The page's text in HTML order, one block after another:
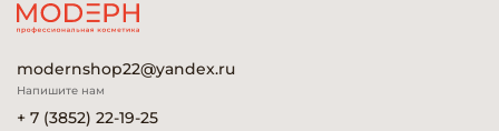
modernshop22@yandex.ru
Напишите нам
+ 7 (3852) 22-19-25